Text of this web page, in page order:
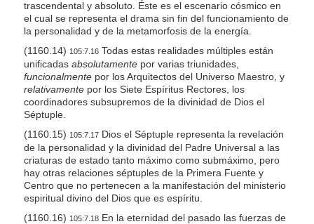
trascendental y absoluto. Éste es el escenario cósmico en
el cual se representa el drama sin fin del funcionamiento de
la personalidad y de la metamorfosis de la energía.
(1160.14) 105:7.16Todas estas realidades múltiples están
unificadas absolutamentepor varias triunidades,
funcionalmentepor los Arquitectos del Universo Maestro, y
relativamentepor los Siete Espíritus Rectores, los
coordinadores subsupremos de la divinidad de Dios el
Séptuple.
(1160.15) 105:7.17Dios el Séptuple representa la revelación
de la personalidad y la divinidad del Padre Universal a las
criaturas de estado tanto máximo como submáximo, pero
hay otras relaciones séptuples de la Primera Fuente y
Centro que no pertenecen a la manifestación del ministerio
espiritual divino del Dios que es espíritu.
(1160.16) 105:7.18En la eternidad del pasado las fuerzas de